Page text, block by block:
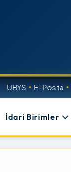
UBYS E-Posta
İdari Birimler